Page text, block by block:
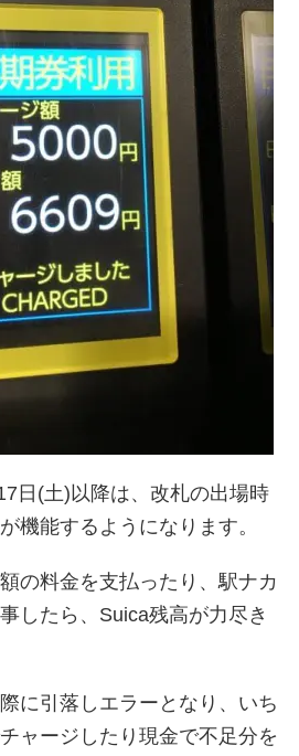
日(土)以降は、改札の出場時
機能するようになります。
の料金を支払ったり、駅ナカ
したら、Suica残高が力尽き
に引落しエラーとなり、いち
ャージしたり現金で不足分を